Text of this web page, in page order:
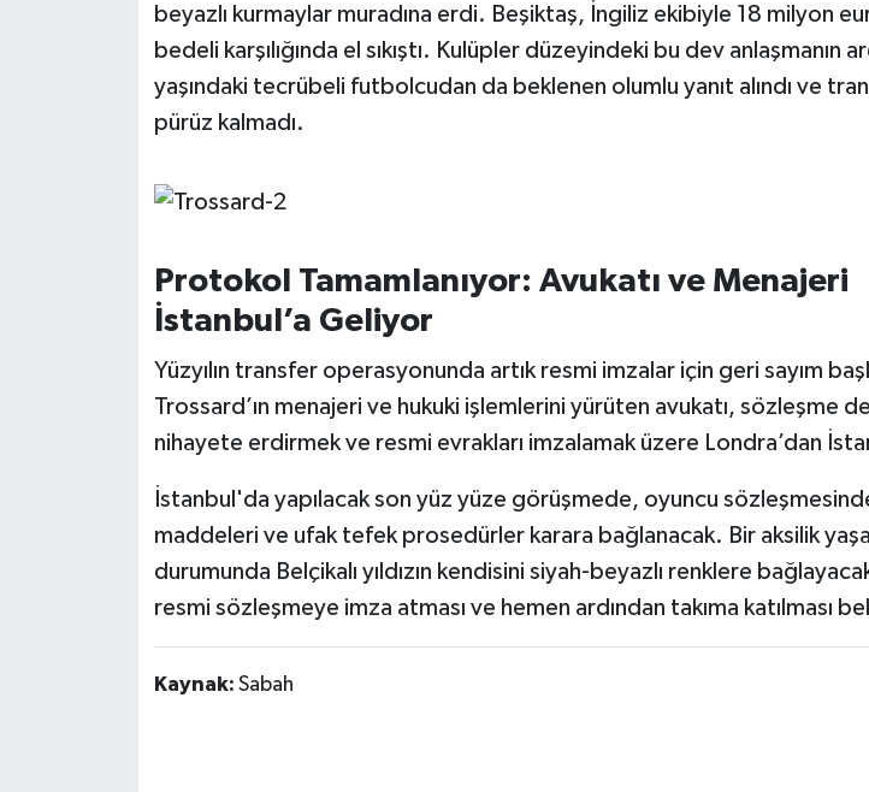
beyazlı kurmaylar muradına erdi. Beşiktaş, İngiliz ekibiyle 18 milyon
bedeli karşılığında el sıkıştı. Kulüpler düzeyindeki bu dev anlaşmanın
yaşındaki tecrübeli futbolcudan da beklenen olumlu yanıt alındı ve
pürüz kalmadı.
Protokol Tamamlanıyor: Avukatı ve Menajeri
İstanbul’a Geliyor
Yüzyılın transfer operasyonunda artık resmi imzalar için geri sayım
Trossard’ın menajeri ve hukuki işlemlerini yürüten avukatı, sözleşme
nihayete erdirmek ve resmi evrakları imzalamak üzere Londra’dan
İstanbul'da yapılacak son yüz yüze görüşmede, oyuncu
maddeleri ve ufak tefek prosedürler karara bağlanacak. Bir aksilik
durumunda Belçikalı yıldızın kendisini siyah-beyazlı renklere
resmi sözleşmeye imza atması ve hemen ardından takıma katılması
Kaynak: Sabah
SÜRMANŞET
TARİHTE BUGÜN
TEKNOLOJİ
VİZYONDAKİLER